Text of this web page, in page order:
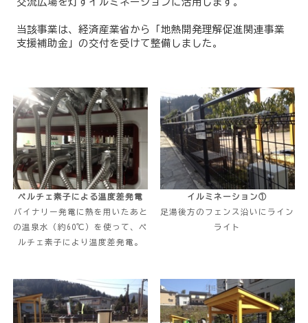
当該事業は、経済産業省から「地熱開発理解促進関連事業
支援補助金」の交付を受けて整備しました。
ペルチェ素子による温度差発電
バイナリー発電に熱を用いたあと
の温泉水（約60℃）を使って、ペ
ルチェ素子により温度差発電。
イルミネーション①
足湯後方のフェンス沿いにライン
ライト